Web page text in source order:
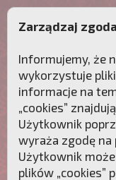
Zarządzaj
Informujemy, że
wykorzystuje pliki
informacje na
„cookies”
Użytkownik
wyraża zgodę na
Użytkownik
plików „cookies”